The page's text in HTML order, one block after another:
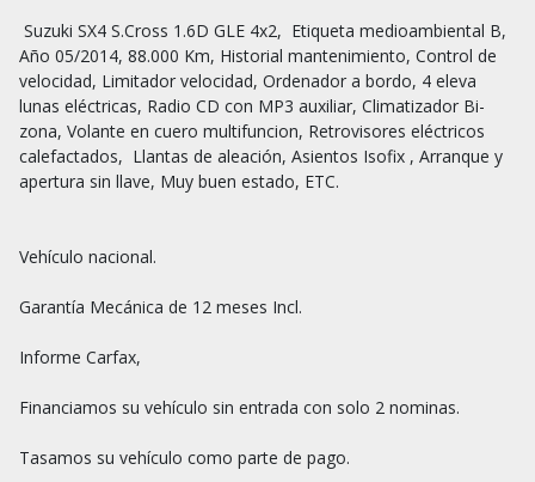
Año 05/2014, 88.000 Km, Historial mantenimiento, Control de
velocidad, Limitador velocidad, Ordenador a bordo, 4 eleva
lunas eléctricas, Radio CD con MP3 auxiliar, Climatizador Bi-
zona, Volante en cuero multifuncion, Retrovisores eléctricos
calefactados,  Llantas de aleación, Asientos Isofix , Arranque y
apertura sin llave, Muy buen estado, ETC.
Vehículo nacional.
Garantía Mecánica de 12 meses Incl.
Informe Carfax,
Financiamos su vehículo sin entrada con solo 2 nominas.
Tasamos su vehículo como parte de pago.